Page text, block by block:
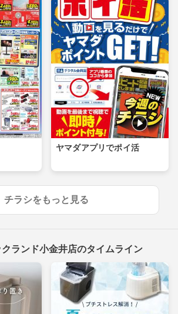
ヤマダアプリでポイ活
チラシをもっと見る
ランド小金井店のタイムライン